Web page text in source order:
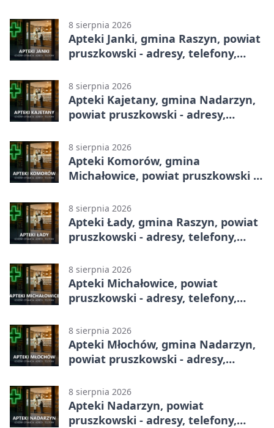
8 sierpnia 2026
Apteki Janki, gmina Raszyn, powiat
pruszkowski - adresy, telefony,
8 sierpnia 2026
Apteki Kajetany, gmina Nadarzyn,
powiat pruszkowski - adresy,
8 sierpnia 2026
Apteki Komorów, gmina
Michałowice, powiat pruszkowski -
8 sierpnia 2026
Apteki Łady, gmina Raszyn, powiat
pruszkowski - adresy, telefony,
8 sierpnia 2026
Apteki Michałowice, powiat
pruszkowski - adresy, telefony,
8 sierpnia 2026
Apteki Młochów, gmina Nadarzyn,
powiat pruszkowski - adresy,
8 sierpnia 2026
Apteki Nadarzyn, powiat
pruszkowski - adresy, telefony,